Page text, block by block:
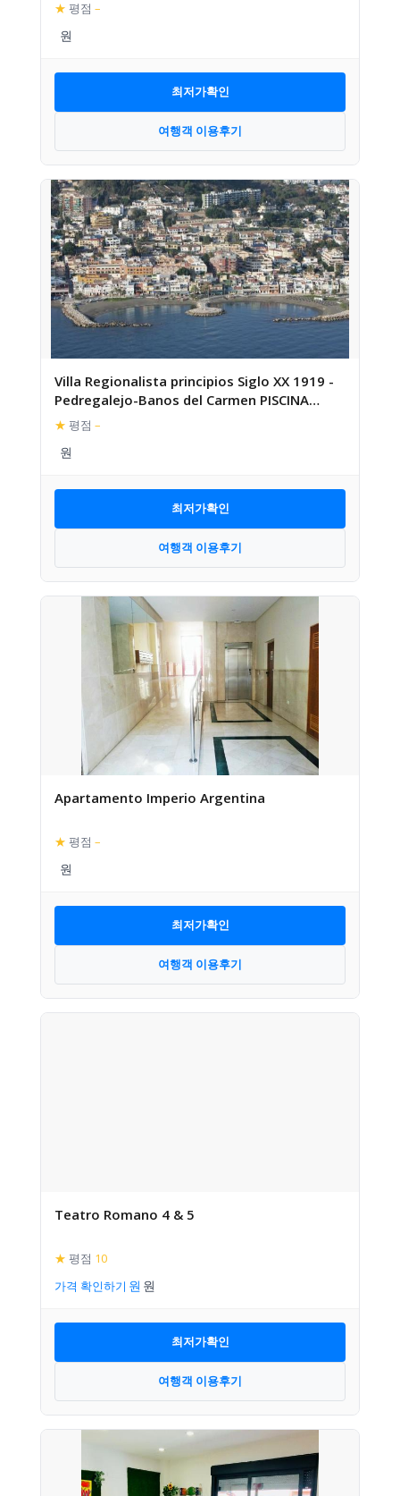
★ 평점 –
최저가확인
여행객 이용후기
Villa Regionalista principios Siglo XX 1919 -
Pedregalejo-Banos del Carmen PISCINA
CLIMATIZADA BAJO P
★ 평점 –
최저가확인
여행객 이용후기
Apartamento Imperio Argentina
★ 평점 –
최저가확인
여행객 이용후기
Teatro Romano 4 & 5
★ 평점 10
가격 확인하기
최저가확인
여행객 이용후기